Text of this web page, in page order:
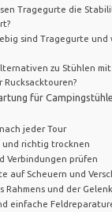
Tragegurte die
sind Tragegurte und
zu Stühlen
Rucksacktouren?
für
jeder Tour
und richtig trocknen
Verbindungen prüfen
auf Scheuern und
Rahmens und der
einfache